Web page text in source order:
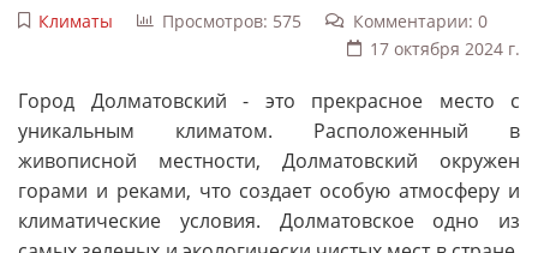
Климаты Просмотров: 575
Комментарии: 0
17 октября 2024 г.
Город Долматовский - это прекрасное место с
уникальным климатом. Расположенный в
живописной местности, Долматовский окружен
горами и реками, что создает особую атмосферу и
климатические условия. Долматовское одно из